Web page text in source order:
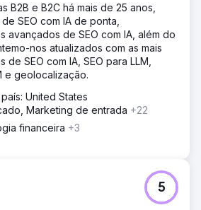
B2B e B2C há mais de 25 anos,
SEO com IA de ponta,
avançados de SEO com IA, além do
nos atualizados com as mais
SEO com IA, SEO para LLM,
e geolocalização.
United States
Marketing de entrada +22
financeira +3
5